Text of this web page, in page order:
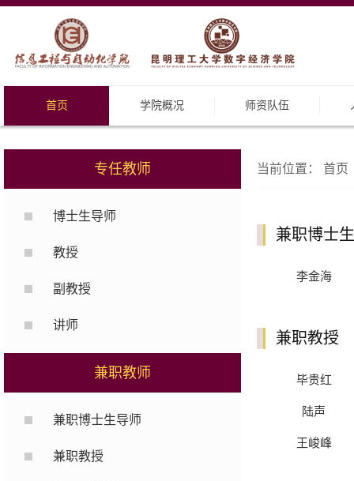
首页 学院概况 师资队伍
专任教师
博士生导师
教授
副教授
讲师
兼职教师
兼职博士生导师
兼职教授
当前位置： 首页
兼职博士
李金海
兼职教授
毕贵红
陆声
王峻峰